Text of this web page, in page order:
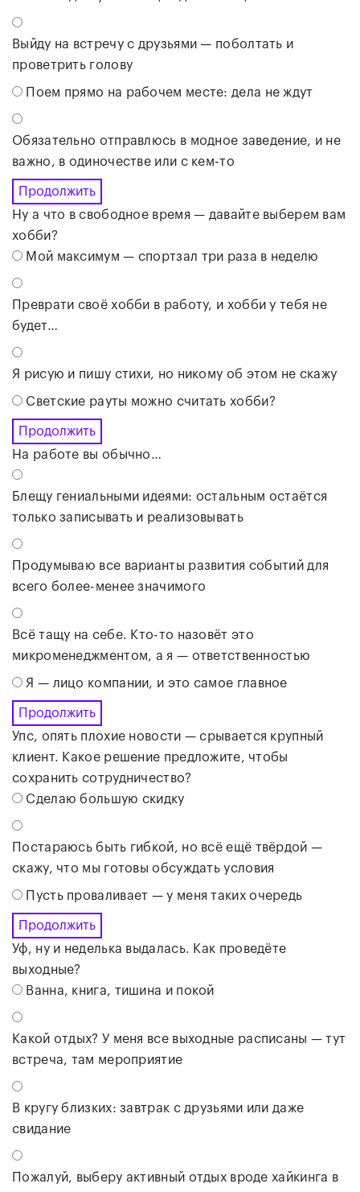
Выйду на встречу с друзьями — поболтать и
проветрить голову
Поем прямо на рабочем месте: дела не ждут
Обязательно отправлюсь в модное заведение, и не
важно, в одиночестве или с кем-то
Продолжить
Ну а что в свободное время — давайте выберем вам
хобби?
Мой максимум — спортзал три раза в неделю
Преврати своё хобби в работу, и хобби у тебя не
будет…
Я рисую и пишу стихи, но никому об этом не скажу
Светские рауты можно считать хобби?
Продолжить
На работе вы обычно…
Блещу гениальными идеями: остальным остаётся
только записывать и реализовывать
Продумываю все варианты развития событий для
всего более-менее значимого
Всё тащу на себе. Кто-то назовёт это
микроменеджментом, а я — ответственностью
Я — лицо компании, и это самое главное
Продолжить
Упс, опять плохие новости — срывается крупный
клиент. Какое решение предложите, чтобы
сохранить сотрудничество?
Сделаю большую скидку
Постараюсь быть гибкой, но всё ещё твёрдой —
скажу, что мы готовы обсуждать условия
Пусть проваливает — у меня таких очередь
Продолжить
Уф, ну и неделька выдалась. Как проведёте
выходные?
Ванна, книга, тишина и покой
Какой отдых? У меня все выходные расписаны — тут
встреча, там мероприятие
В кругу близких: завтрак с друзьями или даже
свидание
Пожалуй, выберу активный отдых вроде хайкинга в